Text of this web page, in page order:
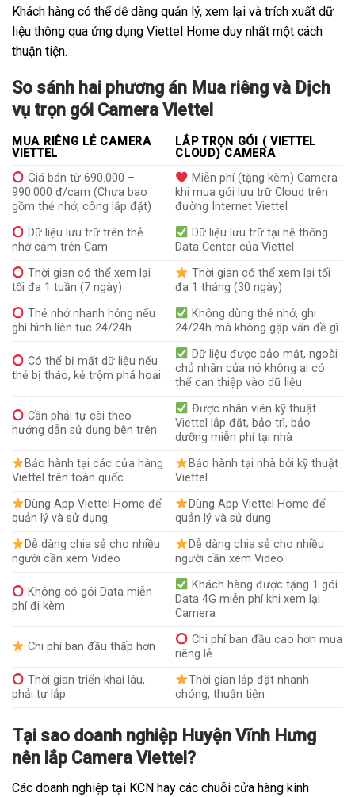
Khách hàng có thể dễ dàng quản lý, xem lại và trích xuất dữ
liệu thông qua ứng dụng Viettel Home duy nhất một cách
thuận tiện.
So sánh hai phương án Mua riêng và Dịch
vụ trọn gói Camera Viettel
MUA RIÊNG LẺ CAMERA
VIETTEL
LẮP TRỌN GÓI ( VIETTEL
CLOUD) CAMERA
Giá bán từ 690.000 –
990.000 đ/cam (Chưa bao
gồm thẻ nhớ, công lắp đặt)
Miễn phí (tặng kèm) Camera
khi mua gói lưu trữ Cloud trên
đường Internet Viettel
Dữ liệu lưu trữ trên thẻ
nhớ cắm trên Cam
Dữ liệu lưu trữ tại hệ thống
Data Center của Viettel
Thời gian có thể xem lại
tối đa 1 tuần (7 ngày)
Thời gian có thể xem lại tối
đa 1 tháng (30 ngày)
Thẻ nhớ nhanh hỏng nếu
ghi hình liên tục 24/24h
Không dùng thẻ nhớ, ghi
24/24h mà không gặp vấn đề gì
Có thể bị mất dữ liệu nếu
thẻ bị tháo, kẻ trộm phá hoại
Dữ liệu được bảo mật, ngoài
chủ nhân của nó không ai có
thể can thiệp vào dữ liệu
Cần phải tự cài theo
hướng dẫn sử dụng bên trên
Được nhân viên kỹ thuật
Viettel lắp đặt, bảo trì, bảo
dưỡng miễn phí tại nhà
Bảo hành tại các cửa hàng
Viettel trên toàn quốc
Bảo hành tại nhà bởi kỹ thuật
Viettel
Dùng App Viettel Home để
quản lý và sử dụng
Dùng App Viettel Home để
quản lý và sử dụng
Dễ dàng chia sẻ cho nhiều
người cần xem Video
Dễ dàng chia sẻ cho nhiều
người cần xem Video
Không có gói Data miễn
phí đi kèm
Khách hàng được tặng 1 gói
Data 4G miễn phí khi xem lại
Camera
Chi phí ban đầu thấp hơn
Chi phí ban đầu cao hơn mua
riêng lẻ
Thời gian triển khai lâu,
phải tự lắp
Thời gian lắp đặt nhanh
chóng, thuận tiện
Tại sao doanh nghiệp Huyện Vĩnh Hưng
nên lắp Camera Viettel?
Các doanh nghiệp tại KCN hay các chuỗi cửa hàng kinh